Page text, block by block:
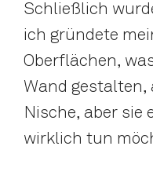
Schließlich
ich gründete
Oberflächen,
Wand gestalten,
Nische, aber sie
wirklich tun